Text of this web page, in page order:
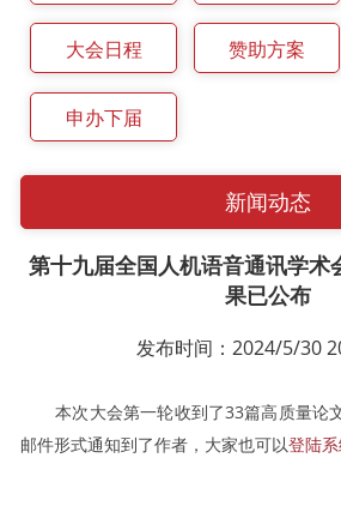
大会日程 赞助方案
申办下届
新闻动态
第十九届全国人机语音通讯学术
果已公布
发布时间：2024/5/30
本次大会第一轮收到了33篇高质量论
邮件形式通知到了作者，大家也可以登陆